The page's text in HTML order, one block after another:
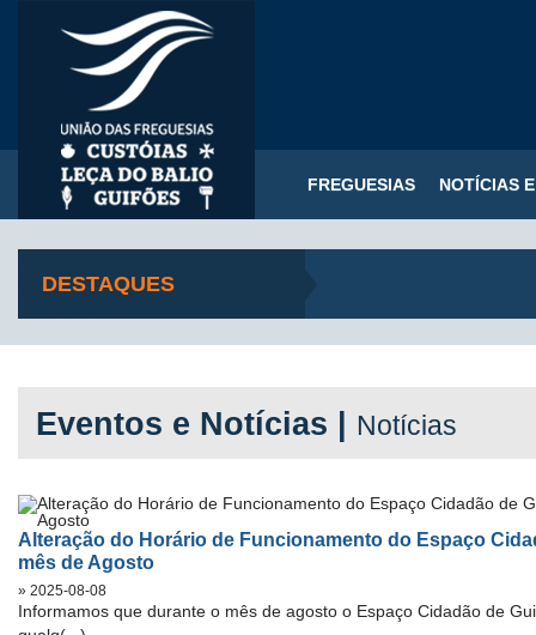
FREGUESIAS NOTÍCIAS
DESTAQUES
Eventos e Notícias | Notícias
Alteração do Horário de Funcionamento do Espaço
mês de Agosto
» 2025-08-08
Informamos que durante o mês de agosto o Espaço Cidadão de